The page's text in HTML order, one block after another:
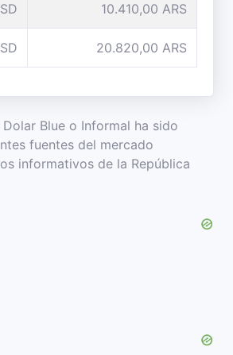
10.410,00 ARS
20.820,00 ARS
Blue o Informal ha sido
fuentes del mercado
informativos de la República